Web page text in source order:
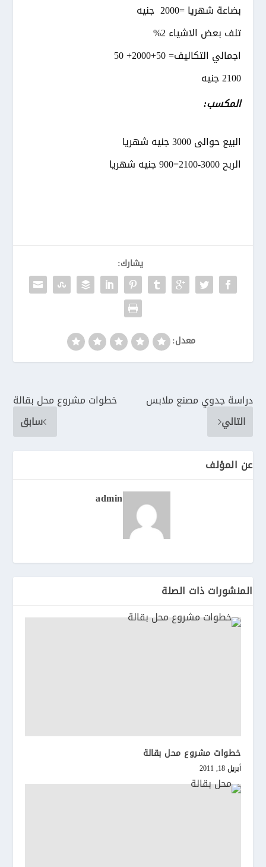
بضاعة شهريا =2000 جنيه
تلف بعض الاشياء 2%
اجمالي التكاليف= 50+2000+ 50
2100 جنيه
المكسب:
البيع حوالى 3000 جنيه شهريا
الربح 3000-2100=900 جنيه شهريا
يشارك:
معدل:
خطوات مشروع محل بقالة
سابق
دراسة جدوي مصنع ملابس
التالي
عن المؤلف
admin
المنشورات ذات الصلة
خطوات مشروع محل بقالة
أبريل 18, 2011